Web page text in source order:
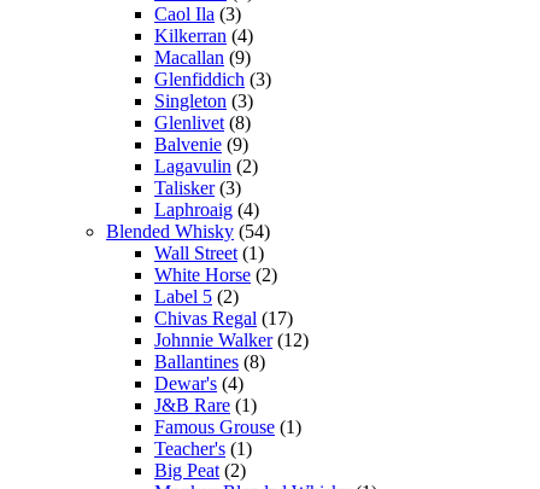
Caol Ila (3)
Kilkerran (4)
Macallan (9)
Glenfiddich (3)
Singleton (3)
Glenlivet (8)
Balvenie (9)
Lagavulin (2)
Talisker (3)
Laphroaig (4)
Blended Whisky (54)
Wall Street (1)
White Horse (2)
Label 5 (2)
Chivas Regal (17)
Johnnie Walker (12)
Ballantines (8)
Dewar's (4)
J&B Rare (1)
Famous Grouse (1)
Teacher's (1)
Big Peat (2)